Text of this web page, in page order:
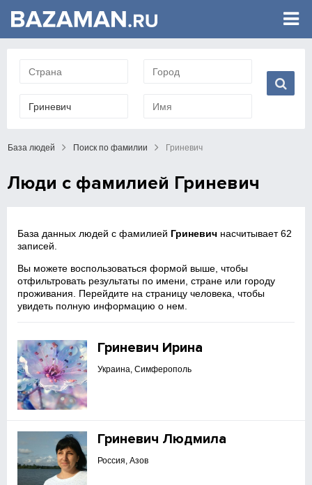
База людей Поиск по фамилии Гриневич
Люди с фамилией Гриневич
База данных людей с фамилией Гриневич насчитывает 62
записей.
Вы можете воспользоваться формой выше, чтобы
отфильтровать результаты по имени, стране или городу
проживания. Перейдите на страницу человека, чтобы
увидеть полную информацию о нем.
Гриневич Ирина
Украина, Симферополь
Гриневич Людмила
Россия, Азов